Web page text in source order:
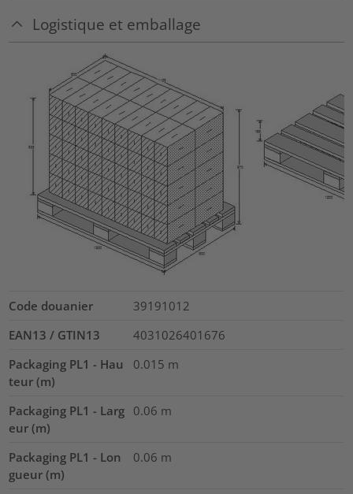
Logistique et emballage
Code douanier
39191012
EAN13 / GTIN13
4031026401676
Packaging PL1 - Hau
teur (m)
0.015 m
Packaging PL1 - Larg
eur (m)
0.06 m
Packaging PL1 - Lon
gueur (m)
0.06 m